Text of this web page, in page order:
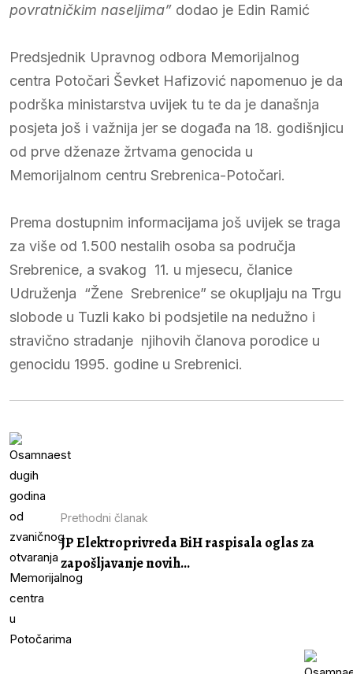
povratničkim naseljima” dodao je Edin Ramić
Predsjednik Upravnog odbora Memorijalnog
centra Potočari Ševket Hafizović napomenuo je da
podrška ministarstva uvijek tu te da je današnja
posjeta još i važnija jer se događa na 18. godišnjicu
od prve dženaze žrtvama genocida u
Memorijalnom centru Srebrenica-Potočari.
Prema dostupnim informacijama još uvijek se traga
za više od 1.500 nestalih osoba sa područja
Srebrenice, a svakog 11. u mjesecu, članice
Udruženja “Žene Srebrenice” se okupljaju na Trgu
slobode u Tuzli kako bi podsjetile na nedužno i
stravično stradanje njihovih članova porodice u
genocidu 1995. godine u Srebrenici.
Prethodni članak
JP Elektroprivreda BiH raspisala oglas za
zapošljavanje novih...